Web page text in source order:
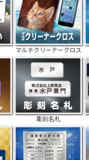
マルチクリーナークロス
彫刻名札